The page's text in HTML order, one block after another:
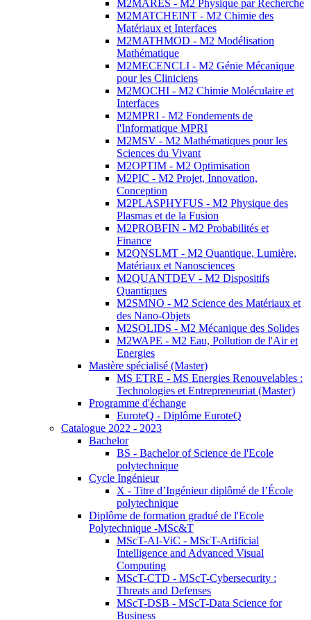
M2MARES - M2 Physique par Recherche
M2MATCHEINT - M2 Chimie des
Matériaux et Interfaces
M2MATHMOD - M2 Modélisation
Mathématique
M2MECENCLI - M2 Génie Mécanique
pour les Cliniciens
M2MOCHI - M2 Chimie Moléculaire et
Interfaces
M2MPRI - M2 Fondements de
l'Informatique MPRI
M2MSV - M2 Mathématiques pour les
Sciences du Vivant
M2OPTIM - M2 Optimisation
M2PIC - M2 Projet, Innovation,
Conception
M2PLASPHYFUS - M2 Physique des
Plasmas et de la Fusion
M2PROBFIN - M2 Probabilités et
Finance
M2QNSLMT - M2 Quantique, Lumière,
Matériaux et Nanosciences
M2QUANTDEV - M2 Dispositifs
Quantiques
M2SMNO - M2 Science des Matériaux et
des Nano-Objets
M2SOLIDS - M2 Mécanique des Solides
M2WAPE - M2 Eau, Pollution de l'Air et
Energies
Mastère spécialisé (Master)
MS ETRE - MS Energies Renouvelables :
Technologies et Entrepreneuriat (Master)
Programme d'échange
EuroteQ - Diplôme EuroteQ
Catalogue 2022 - 2023
Bachelor
BS - Bachelor of Science de l'Ecole
polytechnique
Cycle Ingénieur
X - Titre d’Ingénieur diplômé de l’École
polytechnique
Diplôme de formation gradué de l'Ecole
Polytechnique -MSc&T
MScT-AI-ViC - MScT-Artificial
Intelligence and Advanced Visual
Computing
MScT-CTD - MScT-Cybersecurity :
Threats and Defenses
MScT-DSB - MScT-Data Science for
Business